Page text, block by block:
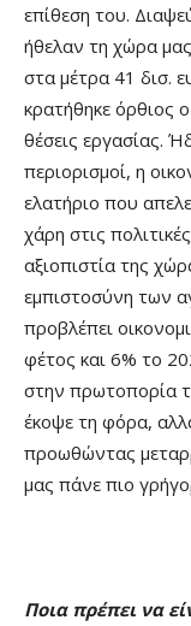
επίθεση του.
ήθελαν τη χώρα
στα μέτρα 41 δισ.
κρατήθηκε όρθιος
θέσεις εργασίας.
περιορισμοί, η
ελατήριο που
χάρη στις
αξιοπιστία της
εμπιστοσύνη των
προβλέπει
φέτος και 6% το
στην πρωτοπορία
έκοψε τη φόρα,
προωθώντας
μας πάνε πιο
Ποια πρέπει να